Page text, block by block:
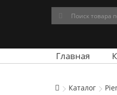
Главная
Каталог